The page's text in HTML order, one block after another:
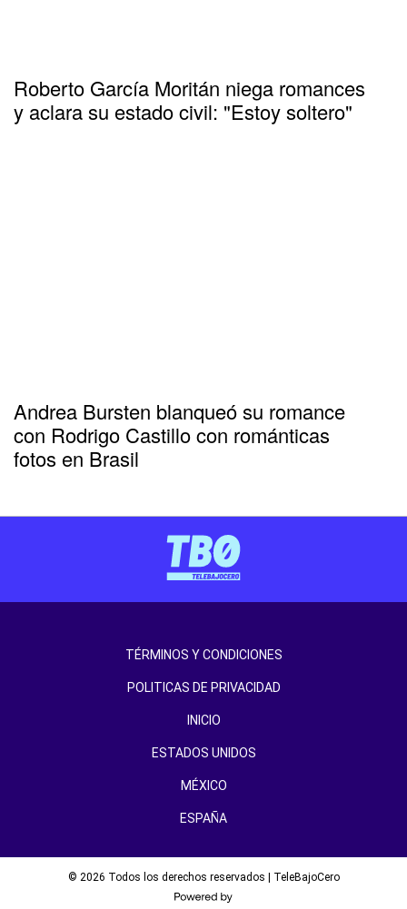
Roberto García Moritán niega romances
y aclara su estado civil: "Estoy soltero"
Andrea Bursten blanqueó su romance
con Rodrigo Castillo con románticas
fotos en Brasil
TÉRMINOS Y CONDICIONES
POLITICAS DE PRIVACIDAD
INICIO
ESTADOS UNIDOS
MÉXICO
ESPAÑA
© 2026 Todos los derechos reservados | TeleBajoCero